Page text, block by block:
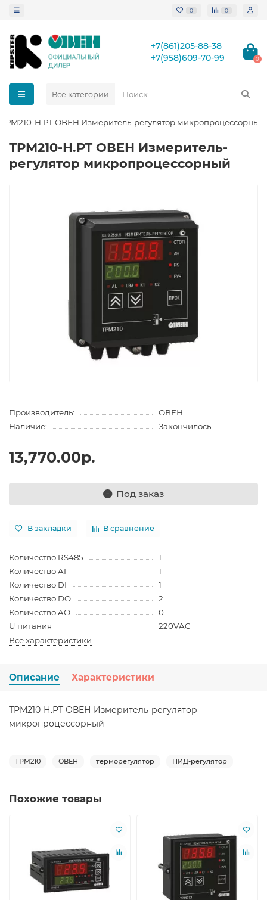
0 0
+7(861)205-88-38
+7(958)609-70-99
0
Все категории
ТРМ210-Н.РТ ОВЕН Измеритель-регулятор микропроцессорный
ТРМ210-Н.РТ ОВЕН Измеритель-
регулятор микропроцессорный
Производитель:
ОВЕН
Наличие:
Закончилось
13,770.00р.
Под заказ
В закладки В сравнение
Количество RS485
1
Количество AI
1
Количество DI
1
Количество DO
2
Количество AO
0
U питания
220VAC
Все характеристики
Описание Характеристики
ТРМ210-Н.РТ ОВЕН Измеритель-регулятор
микропроцессорный
ТРМ210 ОВЕН терморегулятор ПИД-регулятор
Похожие товары